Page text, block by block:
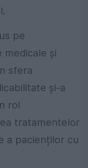
pe
și
sfera
și-a
rol
tratamentelor
a pacienților cu